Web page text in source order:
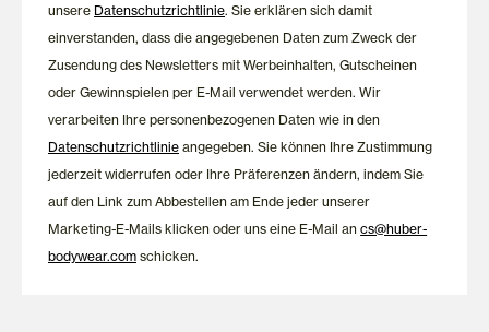
unsere Datenschutzrichtlinie. Sie erklären sich damit
einverstanden, dass die angegebenen Daten zum Zweck der
Zusendung des Newsletters mit Werbeinhalten, Gutscheinen
oder Gewinnspielen per E-Mail verwendet werden. Wir
verarbeiten Ihre personenbezogenen Daten wie in den
Datenschutzrichtlinie angegeben. Sie können Ihre Zustimmung
jederzeit widerrufen oder Ihre Präferenzen ändern, indem Sie
auf den Link zum Abbestellen am Ende jeder unserer
Marketing-E-Mails klicken oder uns eine E-Mail ancs@huber-
bodywear.com schicken.